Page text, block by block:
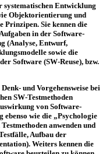
Entwicklung
Objektorientierung und
Prinzipen. Sie kennen die
in der Software-
(Analyse, Entwurf,
sowie die
Software (SW-Reuse), bzw.
und Vorgehensweise bei
SW-Testmethoden
von Software-
wie die „Psychologie
anwenden und
Aufbau der
Weiters kennen die